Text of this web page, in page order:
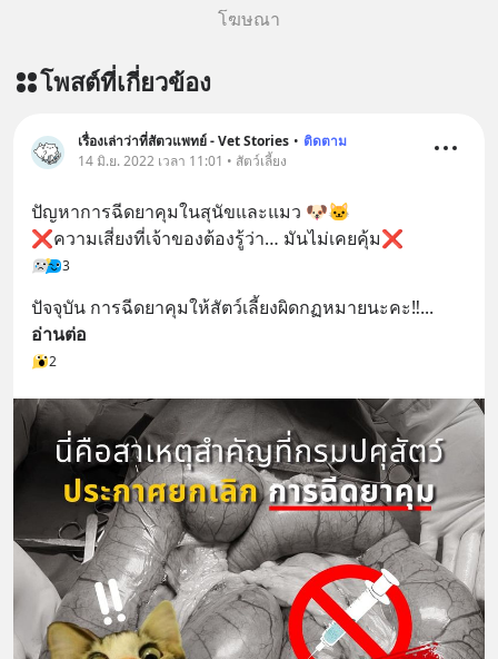
โฆษณา
โพสต์ที่เกี่ยวข้อง
เรื่องเล่าว่าที่สัตวแพทย์ - Vet Stories • ติดตาม
14 มิ.ย. 2022 เวลา 11:01 • สัตว์เลี้ยง
ปัญหาการฉีดยาคุมในสุนัขและแมว 🐶🐱
❌ความเสี่ยงที่เจ้าของต้องรู้ว่า… มันไม่เคยคุ้ม❌
3
ปัจจุบัน การฉีดยาคุมให้สัตว์เลี้ยงผิดกฏหมายนะคะ‼️
อ่านต่อ
2